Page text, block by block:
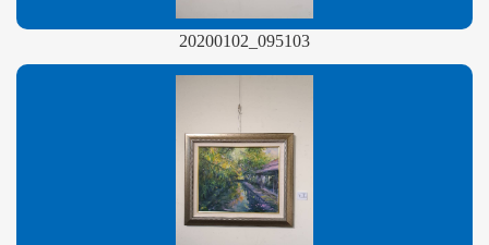
20200102_095103